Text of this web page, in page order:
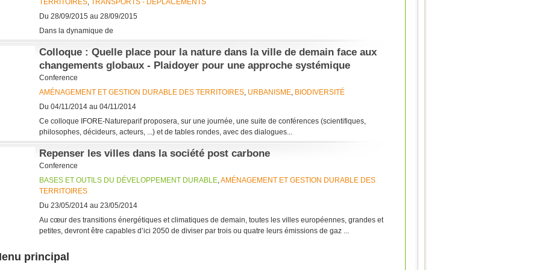
TERRITOIRES,
TRANSPORTS - DÉPLACEMENTS
Du 28/09/2015 au 28/09/2015
Dans la dynamique de
Colloque : Quelle place pour la nature dans la ville de demain face aux
changements globaux - Plaidoyer pour une approche systémique
Conference
AMÉNAGEMENT ET GESTION DURABLE DES TERRITOIRES, URBANISME, BIODIVERSITÉ
Du 04/11/2014 au 04/11/2014
Ce colloque IFORE-Natureparif proposera, sur une journée, une suite de conférences (scientifiques,
philosophes, décideurs, acteurs, ...) et de tables rondes, avec des dialogues...
Repenser les villes dans la société post carbone
Conference
BASES ET OUTILS DU DÉVELOPPEMENT DURABLE,AMÉNAGEMENT ET GESTION DURABLE DES
TERRITOIRES
Du 23/05/2014 au 23/05/2014
Au cœur des transitions énergétiques et climatiques de demain, toutes les villes européennes, grandes et
petites, devront être capables d’ici 2050 de diviser par trois ou quatre leurs émissions de gaz ...
principal